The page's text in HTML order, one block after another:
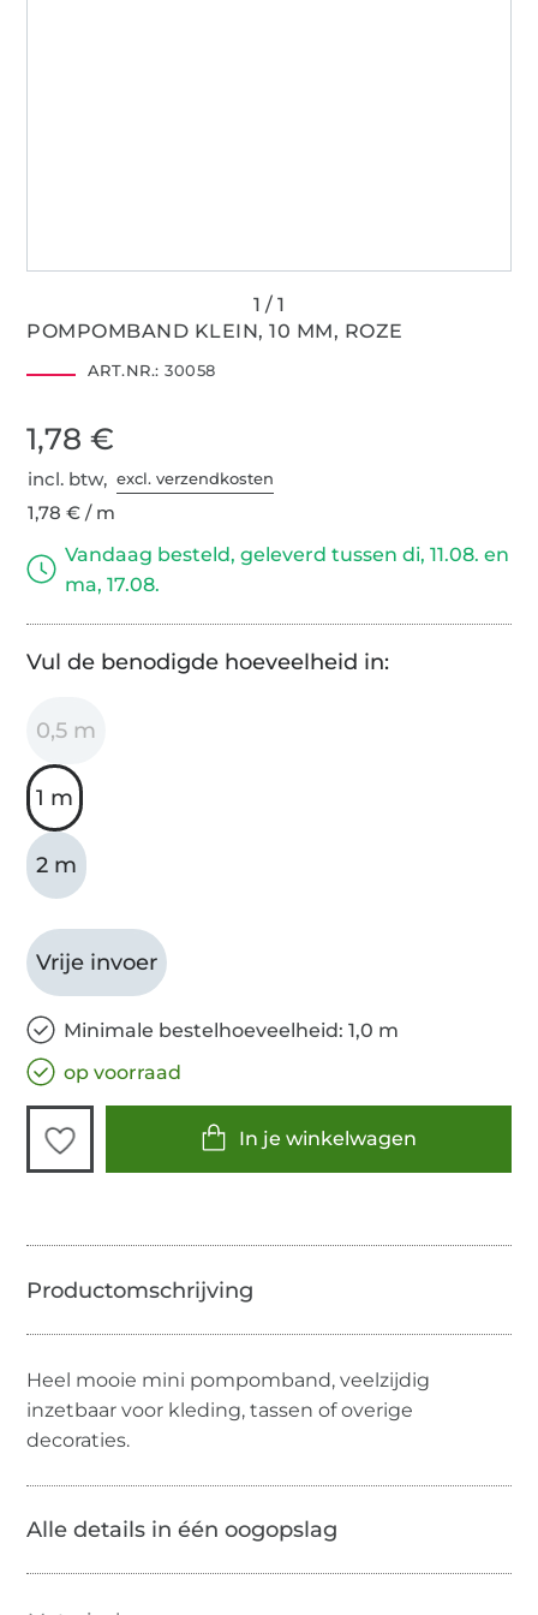
POMPOMBAND KLEIN, 10 MM, ROZE
ART.NR.: 30058
1,78 €
incl. btw,excl. verzendkosten
1,78 € / m
Vandaag besteld, geleverd tussen di, 11.08. en
ma, 17.08.
Vul de benodigde hoeveelheid in:
0,5 m
1 m
2 m
Vrije invoer
Minimale bestelhoeveelheid: 1,0 m
op voorraad
In je winkelwagen
Heel mooie mini pompomband, veelzijdig
inzetbaar voor kleding, tassen of overige
decoraties.
Alle details in één oogopslag